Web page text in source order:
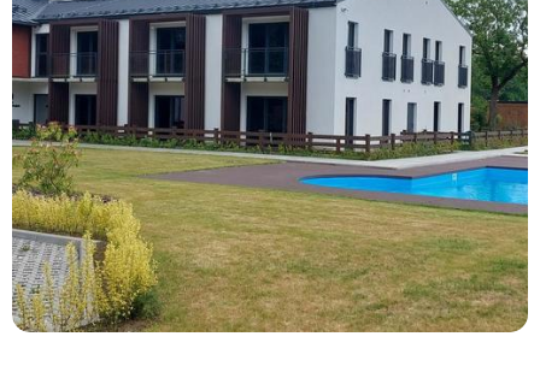
Zobacz wszystkie